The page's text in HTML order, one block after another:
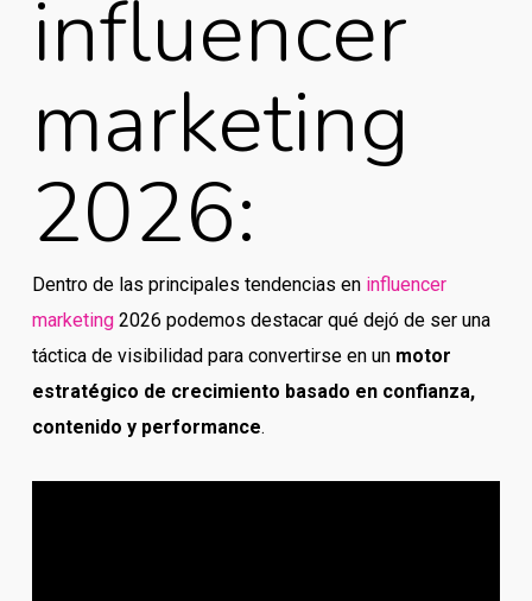
influencer
marketing
2026:
Dentro de las principales tendencias en influencer
marketing2026 podemos destacar qué dejó de ser una
táctica de visibilidad para convertirse en un motor
estratégico de crecimiento basado en confianza,
contenido y performance.